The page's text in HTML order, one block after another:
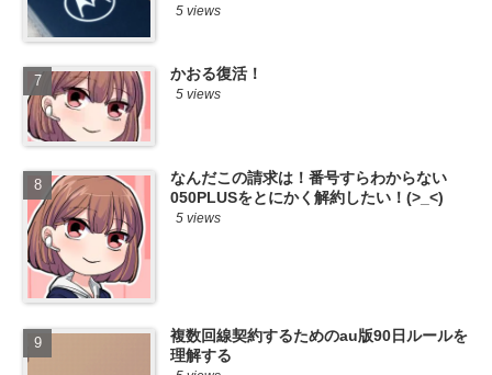
5 views
かおる復活！
5 views
なんだこの請求は！番号すらわからない
050PLUSをとにかく解約したい！(>_<)
5 views
複数回線契約するためのau版90日ルールを
理解する